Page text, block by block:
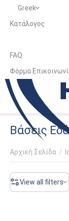
Greek
Κατάλογος
FAQ
Φόρμα
Βάσεις
Αρχική Σελίδα /
View all filters